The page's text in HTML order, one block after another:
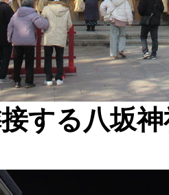
する八坂